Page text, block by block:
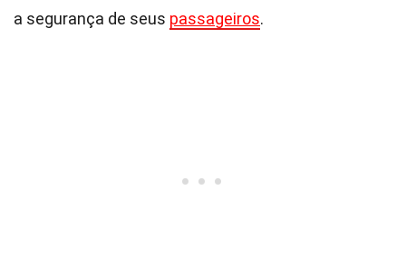
a segurança de seus passageiros.